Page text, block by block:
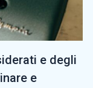
e degli
e